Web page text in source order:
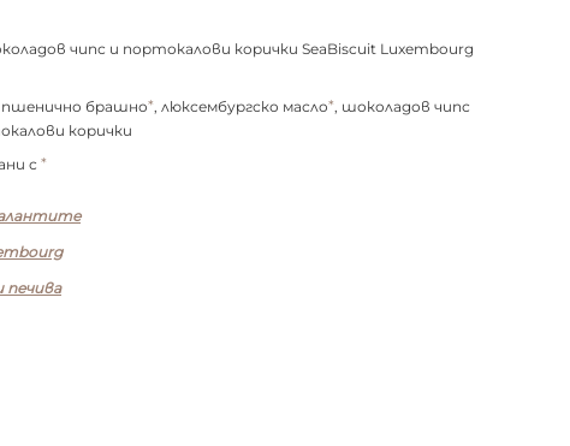
чипс и портокалови корички SeaBiscuit Luxembourg
пшенично брашно*, люксембургско масло*, шоколадов чипс
корички
с *
печива